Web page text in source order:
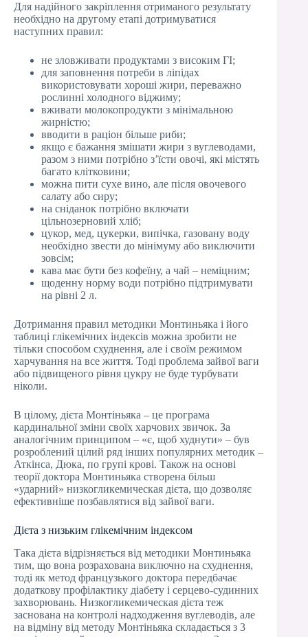
Для надійного закріплення отриманого результату
необхідно на другому етапі дотримуватися
наступних правил:
не зловживати продуктами з високим ГІ;
для заповнення потреби в ліпідах
використовувати хороші жири, переважно
рослинні холодного віджиму;
вживати молокопродукти з мінімальною
жирністю;
вводити в раціон більше риби;
якщо є бажання змішати жири з вуглеводами,
разом з ними потрібно з’їсти овочі, які містять
багато клітковини;
можна пити сухе вино, але після овочевого
салату або сиру;
на сніданок потрібно включати
цільнозерновий хліб;
цукор, мед, цукерки, випічка, газовану воду
необхідно звести до мінімуму або виключити
зовсім;
кава має бути без кофеїну, а чай – неміцним;
щоденну норму води потрібно підтримувати
на рівні 2 л.
Дотримання правил методики Монтиньяка і його
таблиці глікемічних індексів можна зробити не
тільки способом схуднення, але і своїм режимом
харчування на все життя. Тоді проблема зайвої ваги
або підвищеного рівня цукру не буде турбувати
ніколи.
В цілому, дієта Монтіньяка – це програма
кардинальної зміни своїх харчових звичок. За
аналогічним принципом – «є, щоб худнути» – був
розроблений цілий ряд інших популярних методик –
Аткінса, Дюка, по групі крові. Також на основі
теорії доктора Монтиньяка створена більш
«ударний» низкогликемическая дієта, що дозволяє
ефективніше позбавлятися від зайвої ваги.
Дієта з низьким глікемічним індексом
Така дієта відрізняється від методики Монтиньяка
тим, що вона розрахована виключно на схуднення,
тоді як метод французького доктора передбачає
додаткову профілактику діабету і серцево-судинних
захворювань. Низкогликемическая дієта теж
заснована на контролі надходження вуглеводів, але
на відміну від методу Монтіньяка складається з 3